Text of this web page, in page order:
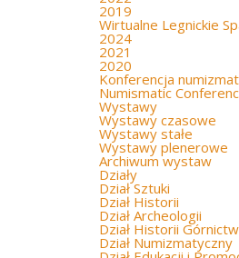
2019
Wirtualne Legnickie
2024
2021
2020
Konferencja
Numismatic
Wystawy
Wystawy czasowe
Wystawy stałe
Wystawy plenerowe
Archiwum wystaw
Działy
Dział Sztuki
Dział Historii
Dział Archeologii
Dział Historii
Dział Numizmatyczny